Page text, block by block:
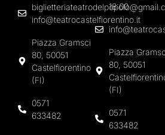
info@teatrocastelfiorentino.it
Piazza Gramsci
80, 50051
Castelfiorentino
(FI)
0571
633482
18:00
Piazza
80, 50051
(FI)
0571
633482